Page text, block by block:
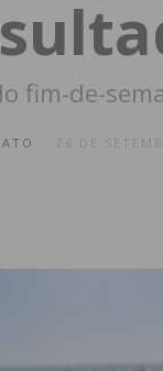
fim-de-
26 DE